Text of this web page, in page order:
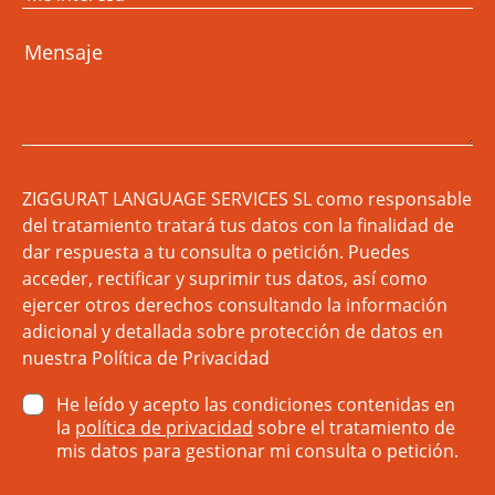
ZIGGURAT LANGUAGE SERVICES SL como responsable
del tratamiento tratará tus datos con la finalidad de
dar respuesta a tu consulta o petición. Puedes
acceder, rectificar y suprimir tus datos, así como
ejercer otros derechos consultando la información
adicional y detallada sobre protección de datos en
nuestra Política de Privacidad
He leído y acepto las condiciones contenidas en
la política de privacidad sobre el tratamiento de
mis datos para gestionar mi consulta o petición.